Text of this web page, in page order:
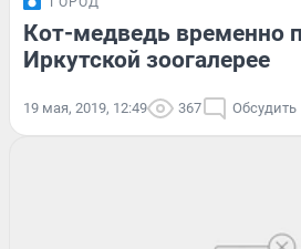
Кот-медведь временно
Иркутской зоогалерее
19 мая, 2019, 12:49 367 Обсудить